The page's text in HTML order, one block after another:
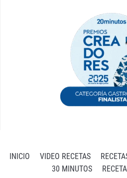
INICIO VIDEO RECETAS
30 MINUTOS